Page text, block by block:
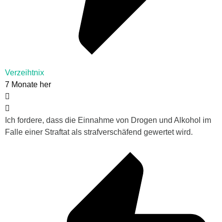
Verzeihtnix
7 Monate her
Ich fordere, dass die Einnahme von Drogen und Alkohol im
Falle einer Straftat als strafverschäfend gewertet wird.